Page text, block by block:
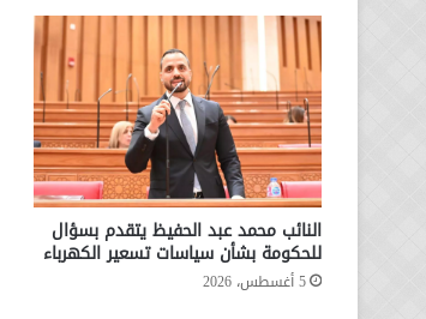
النائب محمد عبد الحفيظ يتقدم بسؤال
للحكومة بشأن سياسات تسعير الكهرباء
5 أغسطس، 2026